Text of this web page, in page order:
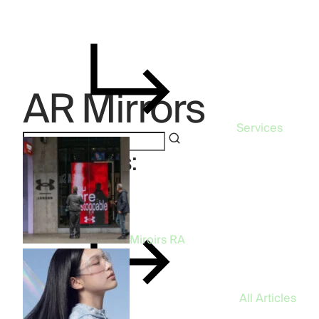
Services
Miroirs RA
AR Mirrors
Categories:
AR Mirrors
All Articles